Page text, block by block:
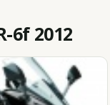
6f 2012